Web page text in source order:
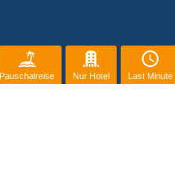
Pauschalreise Nur Hotel Last Minute